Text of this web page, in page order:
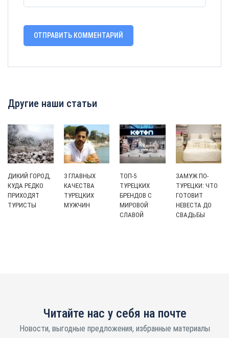
Другие наши статьи
ДИКИЙ ГОРОД,
КУДА РЕДКО
ПРИХОДЯТ
ТУРИСТЫ
3 ГЛАВНЫХ
КАЧЕСТВА
ТУРЕЦКИХ
МУЖЧИН
ТОП-5
ТУРЕЦКИХ
БРЕНДОВ С
МИРОВОЙ
СЛАВОЙ
ЗАМУЖ ПО-
ТУРЕЦКИ: ЧТО
ГОТОВИТ
НЕВЕСТА ДО
СВАДЬБЫ
Читайте нас у себя на почте
Новости, выгодные предложения, избранные материалы